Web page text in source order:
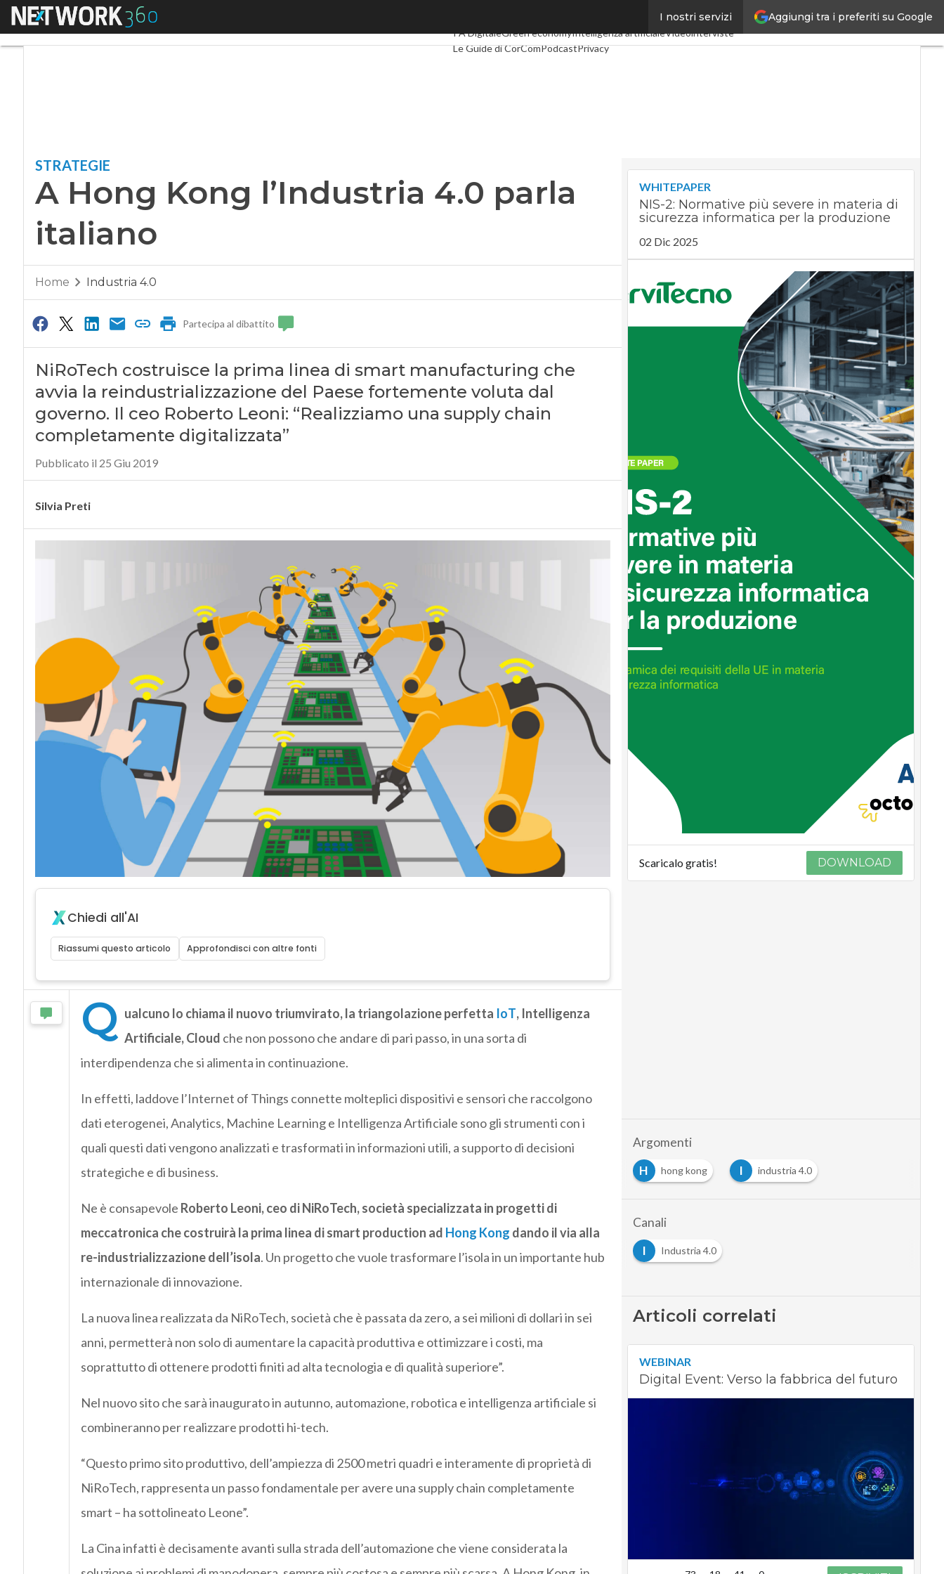
Aggiungi tra i preferiti su Google
I nostri servizi
Menu
SpacEconomy
PA DigitaleGreen economyIntelligenza artificialeVideointerviste
Le Guide di CorComPodcastPrivacy
STRATEGIE
A Hong Kong l’Industria 4.0 parla
italiano
Home Industria 4.0
Partecipa al dibattito
NiRoTech costruisce la prima linea di smart manufacturing che
avvia la reindustrializzazione del Paese fortemente voluta dal
governo. Il ceo Roberto Leoni: “Realizziamo una supply chain
completamente digitalizzata”
Pubblicato il 25 Giu 2019
Silvia Preti
Chiedi all'AI
Riassumi questo articolo Approfondisci con altre fonti
Q ualcuno lo chiama il nuovo triumvirato, la triangolazione perfetta IoT, Intelligenza
Artificiale, Cloud che non possono che andare di pari passo, in una sorta di
interdipendenza che si alimenta in continuazione.
In effetti, laddove l’Internet of Things connette molteplici dispositivi e sensori che raccolgono
dati eterogenei, Analytics, Machine Learning e Intelligenza Artificiale sono gli strumenti con i
quali questi dati vengono analizzati e trasformati in informazioni utili, a supporto di decisioni
strategiche e di business.
Ne è consapevole Roberto Leoni, ceo di NiRoTech, società specializzata in progetti di
meccatronica che costruirà la prima linea di smart production ad Hong Kong dando il via alla
re-industrializzazione dell’isola. Un progetto che vuole trasformare l’isola in un importante hub
internazionale di innovazione.
La nuova linea realizzata da NiRoTech, società che è passata da zero, a sei milioni di dollari in sei
anni, permetterà non solo di aumentare la capacità produttiva e ottimizzare i costi, ma
soprattutto di ottenere prodotti finiti ad alta tecnologia e di qualità superiore”.
Nel nuovo sito che sarà inaugurato in autunno, automazione, robotica e intelligenza artificiale si
combineranno per realizzare prodotti hi-tech.
“Questo primo sito produttivo, dell’ampiezza di 2500 metri quadri e interamente di proprietà di
NiRoTech, rappresenta un passo fondamentale per avere una supply chain completamente
smart – ha sottolineato Leone”.
La Cina infatti è decisamente avanti sulla strada dell’automazione che viene considerata la
WHITEPAPER
NIS-2: Normative più severe in materia di
sicurezza informatica per la produzione
02 Dic 2025
Scaricalo gratis! DOWNLOAD
Argomenti
H
hong kong I industria 4.0
Canali
I
Industria 4.0
Articoli correlati
WEBINAR
Digital Event: Verso la fabbrica del futuro